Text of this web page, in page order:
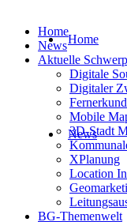
Home
News
Home
News
Aktuelle
Digitale
Digitaler
Mobile
3D-Stadt
XPlanung
Location
BG-Themenwelt